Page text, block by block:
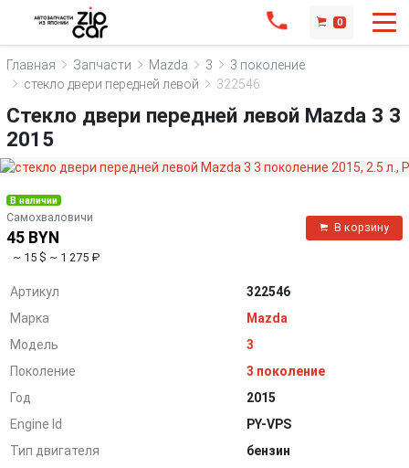
0
Главная Запчасти Mazda 3
3 поколение
стекло двери передней левой
322546
Стекло двери передней левой Mazda 3 3
2015
В наличии
Самохваловичи
45 BYN
~ 15 $ ~ 1 275 ₽
В корзину
Артикул
322546
Марка
Mazda
Модель
3
Поколение
3 поколение
Год
2015
Engine Id
PY-VPS
Тип двигателя
бензин